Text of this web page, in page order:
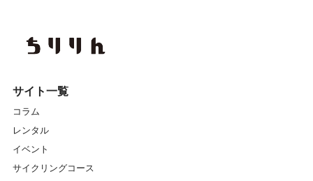
サイト一覧
コラム
レンタル
イベント
サイクリングコース